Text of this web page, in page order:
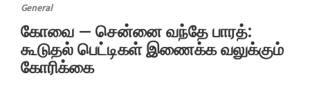
General
கோவை – சென்னை வந்தே பாரத்:
கூடுதல் பெட்டிகள் இணைக்க வலுக்கும்
கோரிக்கை